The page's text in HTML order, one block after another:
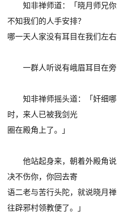
知非禅师道：「晓月师兄你
不知我们的人手安排？
哪一天人家没有耳目在我们左右
一群人听说有峨眉耳目在旁
知非禅师摇头道：「奸细哪
时，来人已被我剑光
圈在殿角上了。」
他站起身来，朝着外殿角说
决不伤你，你回去寄
语二老与苦行头陀，就说晓月
往辟邪村领教便了。」